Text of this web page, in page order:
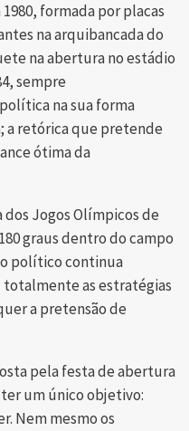
formada por placas
na arquibancada do
na abertura no estádio
sempre
na sua forma
a retórica que pretende
ótima da
Jogos Olímpicos de
graus dentro do campo
político continua
as estratégias
a pretensão de
pela festa de abertura
um único objetivo:
Nem mesmo os